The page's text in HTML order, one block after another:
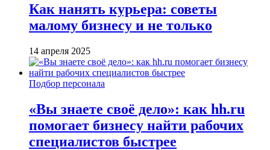
Как нанять курьера: советы
малому бизнесу и не только
14 апреля 2025
Подбор персонала
«Вы знаете своё дело»: как hh.ru
помогает бизнесу найти рабочих
специалистов быстрее